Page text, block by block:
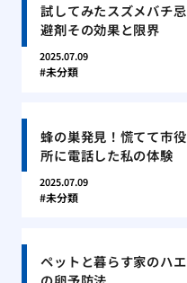
試してみたスズメバチ忌
避剤その効果と限界
2025.07.09
未分類
蜂の巣発見！慌てて市役
所に電話した私の体験
2025.07.09
未分類
ペットと暮らす家のハエ